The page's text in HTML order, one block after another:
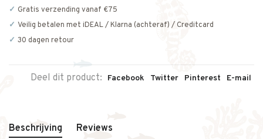
Gratis verzending vanaf €75
Veilig betalen met iDEAL / Klarna (achteraf) / Creditcard
30 dagen retour
Deel dit product: Facebook Twitter Pinterest E-mail
Beschrijving Reviews